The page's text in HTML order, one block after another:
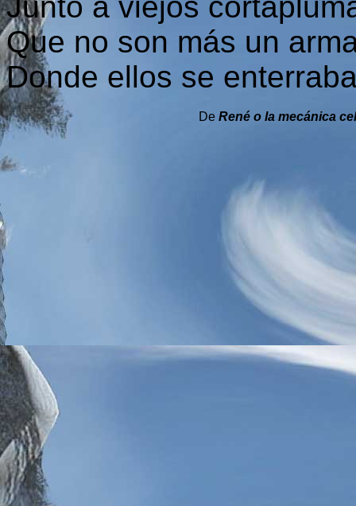
Que no son más un
Donde ellos se
De René o la mecánica